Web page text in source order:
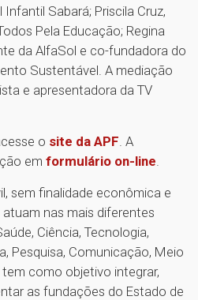
Sabará; Priscila Cruz,
Pela Educação; Regina
da AlfaSol e co-fundadora do
Sustentável. A mediação
e apresentadora da TV
o site da APF . A
em formulário on-line
sem finalidade econômica e
nas mais diferentes
Ciência, Tecnologia,
Pesquisa, Comunicação, Meio
como objetivo integrar,
as fundações do Estado de